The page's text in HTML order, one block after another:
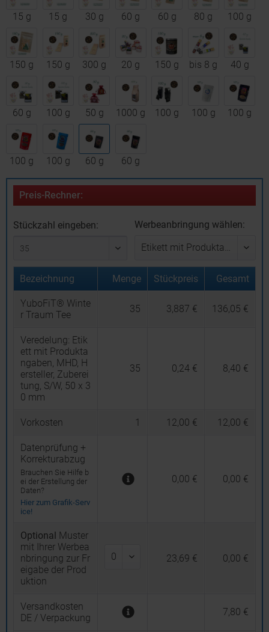
15 g 15 g 30 g 60 g 60 g 80 g 100 g
150 g 150 g 300 g 20 g 150 g bis 8 g 40 g
60 g 100 g 50 g 1000 g 100 g 100 g 100 g
100 g 100 g 60 g 60 g
Preis-Rechner:
Stückzahl eingeben: Werbeanbringung wählen:
Bezeichnung Menge Stückpreis Gesamt
YuboFiT® Winte
r Traum Tee
35 3,887 € 136,05 €
Veredelung: Etik
ett mit Produkta
ngaben, MHD, H
ersteller, Zuberei
tung, S/W, 50 x 3
0 mm
35 0,24 € 8,40 €
Vorkosten 1 12,00 € 12,00 €
Datenprüfung +
Korrekturabzug
Brauchen Sie Hilfe b
ei der Erstellung der
Daten?
Hier zum Grafik-Serv
ice!
0,00 € 0,00 €
Optional Muster
mit Ihrer Werbea
nbringung zur Fr
eigabe der Prod
uktion
23,69 € 0,00 €
Versandkosten
DE / Verpackung
7,80 €